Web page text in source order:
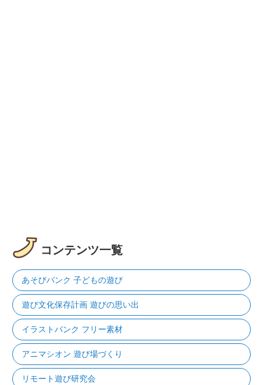
コンテンツ一覧
あそびバンク 子どもの遊び
遊び文化保存計画 遊びの思い出
イラストバンク フリー素材
アニマシオン 遊び場づくり
リモート遊び研究会